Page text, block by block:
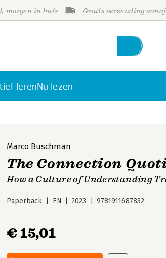
morgen in huis Gratis verzending
lerenNu lezen
Marco Buschman
The Connection
How a Culture of Understanding
Paperback EN 2023 9781911687832
€ 15,01